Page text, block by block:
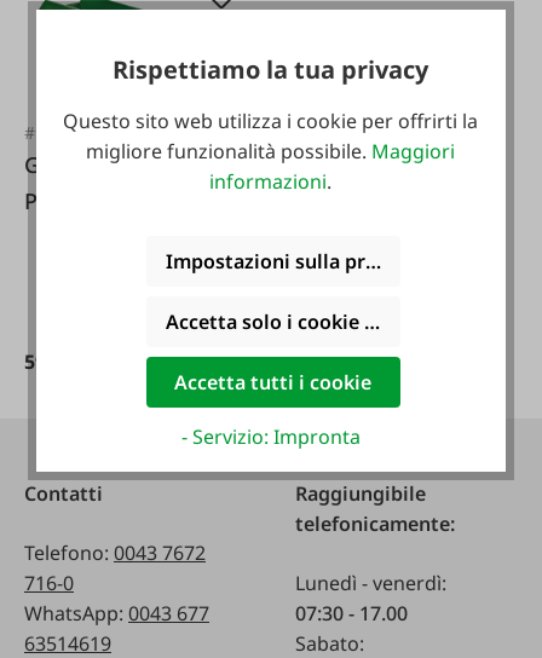
#FA130384
Großewinkelmann
Punta universale III
599,00 €*
Contatti
Telefono: 0043 7672
716-0
WhatsApp: 0043 677
63514619
Raggiungibile
telefonicamente:
Lunedì - venerdì:
07:30 - 17.00
Sabato:
Rispettiamo la tua privacy
Questo sito web utilizza i cookie per offrirti la
migliore funzionalità possibile. Maggiori
informazioni.
Impostazioni sulla privacy
Accetta solo i cookie funzionali
Accetta tutti i cookie
- Servizio: Impronta